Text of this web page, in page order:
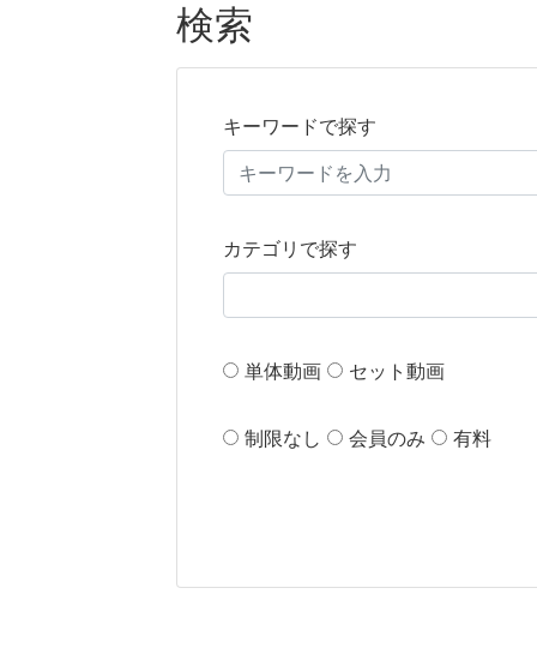
検索
キーワードで探す
カテゴリで探す
単体動画 セット動画
制限なし 会員のみ 有料